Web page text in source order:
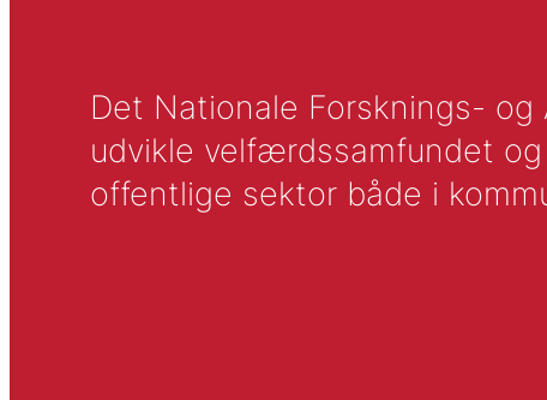
Det Nationale Forsknings-
udvikle velfærdssamfundet
offentlige sektor både i